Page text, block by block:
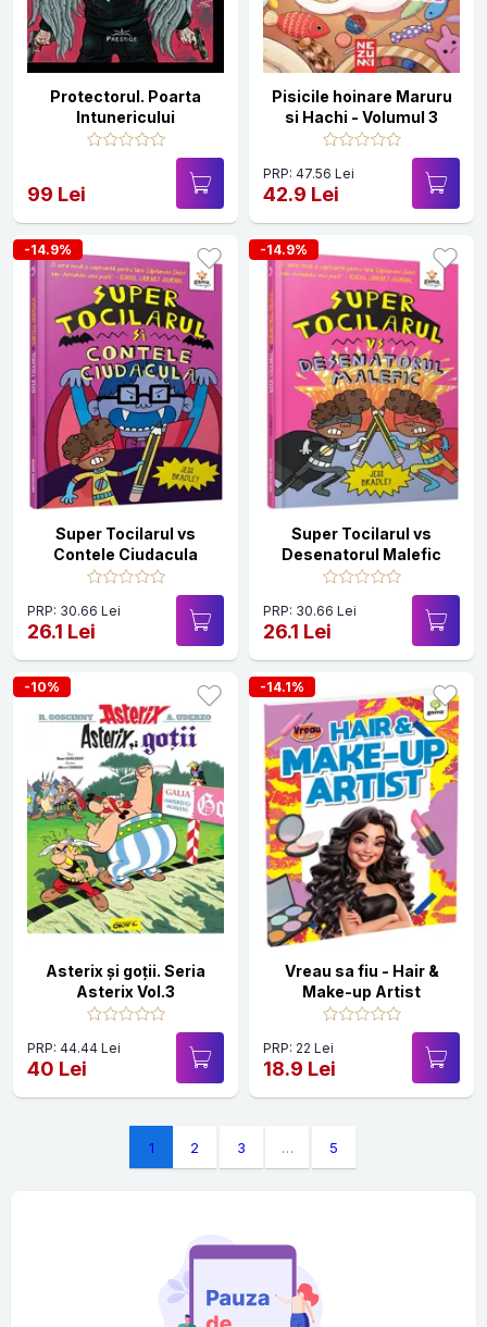
Protectorul. Poarta
Intunericului
99 Lei
Pisicile hoinare Maruru
si Hachi - Volumul 3
PRP: 47.56 Lei
42.9 Lei
-14.9%
Super Tocilarul vs
Contele Ciudacula
PRP: 30.66 Lei
26.1 Lei
-14.9%
Super Tocilarul vs
Desenatorul Malefic
PRP: 30.66 Lei
26.1 Lei
-10%
Asterix și goții. Seria
Asterix Vol.3
PRP: 44.44 Lei
40 Lei
-14.1%
Vreau sa fiu - Hair &
Make-up Artist
PRP: 22 Lei
18.9 Lei
1 2 3 … 5